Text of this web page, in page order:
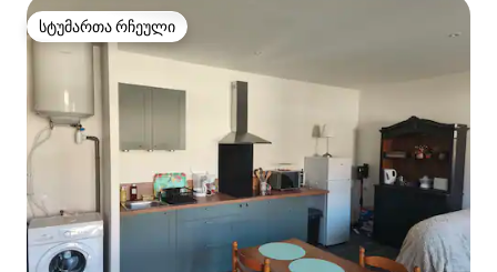
სტუმართა რჩეული
სტუმართა რჩეული